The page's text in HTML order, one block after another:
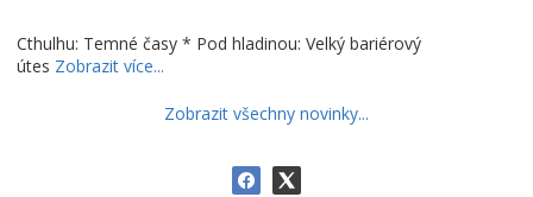
Cthulhu: Temné časy * Pod hladinou: Velký bariérový
útes Zobrazit více...
Zobrazit všechny novinky...